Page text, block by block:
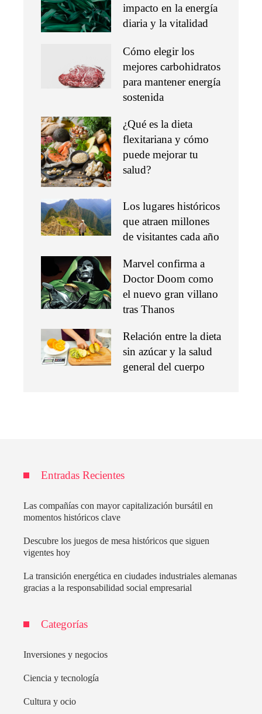
impacto en la energía
diaria y la vitalidad
Cómo elegir los
mejores carbohidratos
para mantener energía
sostenida
¿Qué es la dieta
flexitariana y cómo
puede mejorar tu
salud?
Los lugares históricos
que atraen millones
de visitantes cada año
Marvel confirma a
Doctor Doom como
el nuevo gran villano
tras Thanos
Relación entre la dieta
sin azúcar y la salud
general del cuerpo
Entradas Recientes
Las compañías con mayor capitalización bursátil en
momentos históricos clave
Descubre los juegos de mesa históricos que siguen
vigentes hoy
La transición energética en ciudades industriales alemanas
gracias a la responsabilidad social empresarial
Categorías
Inversiones y negocios
Ciencia y tecnología
Cultura y ocio